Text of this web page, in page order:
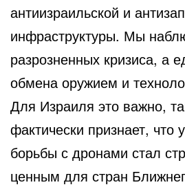
антиизраильской и
инфраструктуры. Мы
разрозненных кризиса, а
обмена оружием и
Для Израиля это важно,
фактически признает, что
борьбы с дронами стал
ценным для стран